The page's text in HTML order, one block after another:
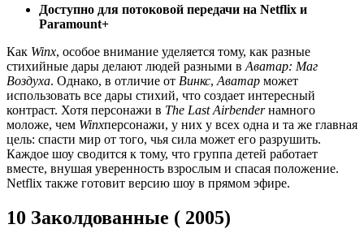
Доступно для потоковой передачи на Netflix и
Paramount+
Как Winx, особое внимание уделяется тому, как разные
стихийные дары делают людей разными в Аватар: Маг
Воздуха. Однако, в отличие от Винкс, Аватар может
использовать все дары стихий, что создает интересный
контраст. Хотя персонажи в The Last Airbenderнамного
моложе, чем Winxперсонажи, у них у всех одна и та же главная
цель: спасти мир от того, чья сила может его разрушить.
Каждое шоу сводится к тому, что группа детей работает
вместе, внушая уверенность взрослым и спасая положение.
Netflix также готовит версию шоу в прямом эфире.
10 Заколдованные ( 2005)